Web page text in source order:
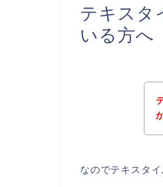
テキスタ
いる方へ
なのでテキスタ